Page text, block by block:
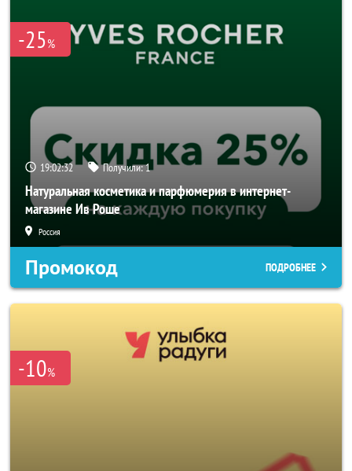
-25%
19:02:30 Получили:1
Натуральная косметика и парфюмерия в интернет-
магазине Ив Роше
Россия
Промокод ПОДРОБНЕЕ
-10%